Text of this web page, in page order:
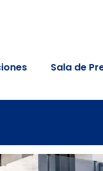
Sala de